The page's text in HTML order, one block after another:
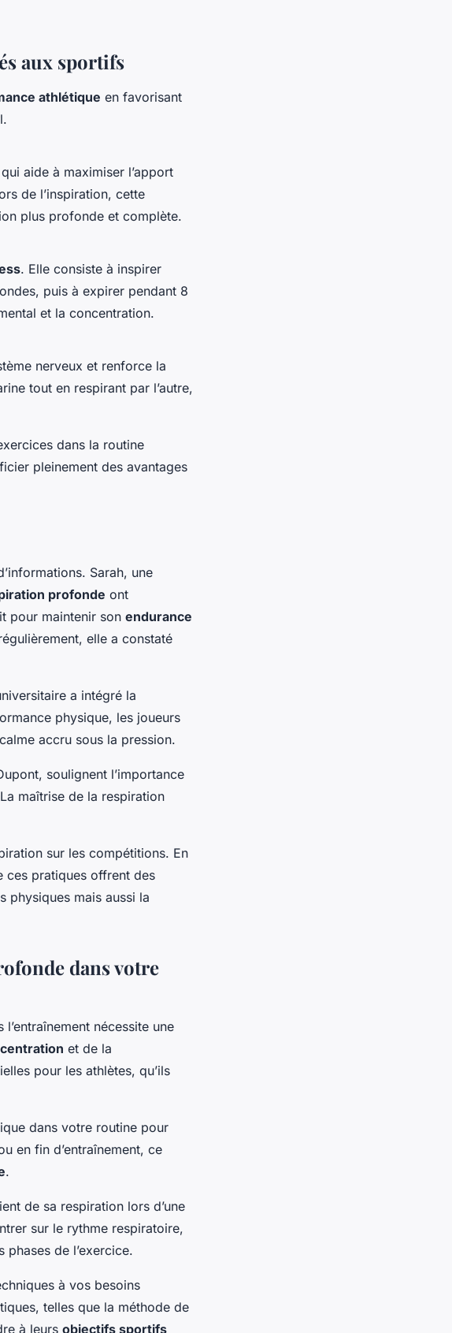
aux sportifs
athlétique en favorisant
aide à maximiser l’apport
de l’inspiration, cette
plus profonde et complète.
. Elle consiste à inspirer
puis à expirer pendant 8
et la concentration.
nerveux et renforce la
tout en respirant par l’autre,
dans la routine
pleinement des avantages
Sarah, une
profonde ont
pour maintenir son endurance
elle a constaté
a intégré la
physique, les joueurs
accru sous la pression.
soulignent l’importance
maîtrise de la respiration
sur les compétitions. En
ces pratiques offrent des
physiques mais aussi la
dans votre
l’entraînement nécessite une
et de la
pour les athlètes, qu’ils
dans votre routine pour
en fin d’entraînement, ce
.
de sa respiration lors d’une
sur le rythme respiratoire,
de l’exercice.
à vos besoins
telles que la méthode de
à leurs objectifs sportifs